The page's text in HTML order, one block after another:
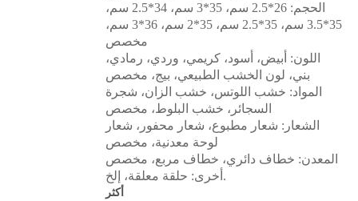
الحجم: 26*2.5 سم، 35*3 سم، 34*2.5 سم،
35*3.5 سم، 35*2.5 سم، 35*2 سم، 36*3 سم،
مخصص
اللون: أبيض، أسود، كريمي، وردي، رمادي،
بني، لون الخشب الطبيعي، بيج، مخصص
المواد: خشب اللوتس، خشب الزان، شجرة
السجائر، خشب البلوط، مخصص
الشعار: شعار مطبوع، شعار محفور، شعار
لوحة معدنية، مخصص
المعدن: خطاف دائري، خطاف مربع، مخصص
أخرى: حلقة معلقة، إلخ.
أكثر